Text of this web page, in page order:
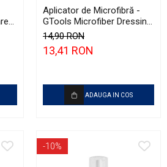
Aplicator de Microfibră -
GTools Microfiber Dressing
Applicator
14,90 RON
13,41 RON
ADAUGA IN COS
-10%